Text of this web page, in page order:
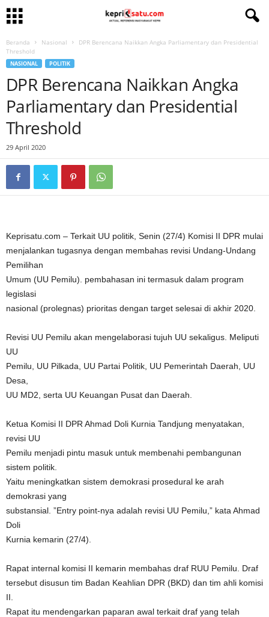
Beranda Nasional
DPR Berencana Naikkan Angka Parliamentary dan Presidential
Threshold
NASIONAL POLITIK
DPR Berencana Naikkan Angka
Parliamentary dan Presidential
Threshold
29 April 2020
Keprisatu.com – Terkait UU politik, Senin (27/4) Komisi II DPR mulai
menjalankan tugasnya dengan membahas revisi Undang-Undang
Pemilihan
Umum (UU Pemilu). pembahasan ini termasuk dalam program
legislasi
nasional (prolegnas) prioritas dengan target selesai di akhir 2020.
Revisi UU Pemilu akan mengelaborasi tujuh UU sekaligus. Meliputi
UU
Pemilu, UU Pilkada, UU Partai Politik, UU Pemerintah Daerah, UU
Desa,
UU MD2, serta UU Keuangan Pusat dan Daerah.
Ketua Komisi II DPR Ahmad Doli Kurnia Tandjung menyatakan,
revisi UU
Pemilu menjadi pintu masuk untuk membenahi pembangunan
sistem politik.
Yaitu meningkatkan sistem demokrasi prosedural ke arah
demokrasi yang
substansial. ”Entry point-nya adalah revisi UU Pemilu,” kata Ahmad
Doli
Kurnia kemarin (27/4).
Rapat internal komisi II kemarin membahas draf RUU Pemilu. Draf
tersebut disusun tim Badan Keahlian DPR (BKD) dan tim ahli komisi
II.
Rapat itu mendengarkan paparan awal terkait draf yang telah